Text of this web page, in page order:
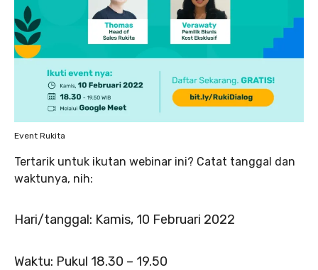
Event Rukita
Tertarik untuk ikutan webinar ini? Catat tanggal dan
waktunya, nih:
Hari/tanggal: Kamis, 10 Februari 2022
Waktu: Pukul 18.30 – 19.50